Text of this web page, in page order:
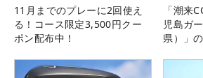
11月までのプレーに2回使え
る！コース限定3,500円クー
ポン配布中！
「潮来
児島ガ
県）」